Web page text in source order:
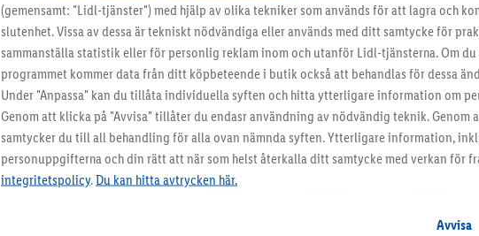
Fördelar
Svanen-märkta - Miljövänliga och skonsamma mot barnets
(gemensamt: "Lidl-tjänster") med hjälp av olika tekniker som används för att lagra och
slutenhet. Vissa av dessa är tekniskt nödvändiga eller används med ditt samtycke för
sammanställa statistik eller för personlig reklam inom och utanför Lidl-tjänsterna. Om du
programmet kommer data från ditt köpbeteende i butik också att behandlas för dessa
Under "Anpassa" kan du tillåta individuella syften och hitta ytterligare information om
Genom att klicka på "Avvisa" tillåter du endasr användning av nödvändig teknik. Genom
samtycker du till all behandling för alla ovan nämnda syften. Ytterligare information,
personuppgifterna och din rätt att när som helst återkalla ditt samtycke med verkan för
integritetspolicy.Du kan hitta avtrycken här.
Avvisa